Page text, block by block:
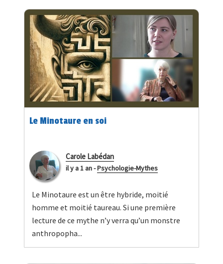
Le Minotaure en soi
Carole Labédan
il y a 1 an-Psychologie-Mythes
Le Minotaure est un être hybride, moitié
homme et moitié taureau. Si une première
lecture de ce mythe n’y verra qu’un monstre
anthropopha...